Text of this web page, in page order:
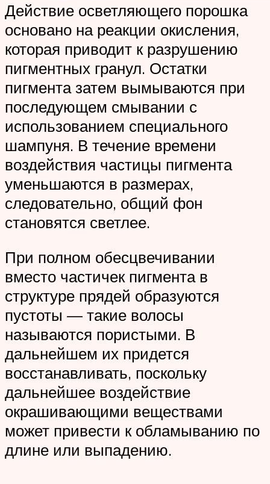
Действие осветляющего порошка
основано на реакции окисления,
которая приводит к разрушению
пигментных гранул. Остатки
пигмента затем вымываются при
последующем смывании с
использованием специального
шампуня. В течение времени
воздействия частицы пигмента
уменьшаются в размерах,
следовательно, общий фон
становятся светлее.
При полном обесцвечивании
вместо частичек пигмента в
структуре прядей образуются
пустоты — такие волосы
называются пористыми. В
дальнейшем их придется
восстанавливать, поскольку
дальнейшее воздействие
окрашивающими веществами
может привести к обламыванию по
длине или выпадению.